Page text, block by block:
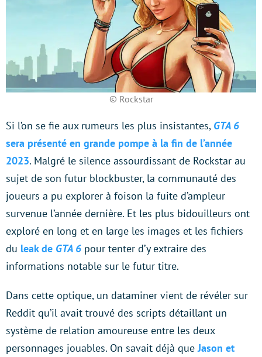
© Rockstar
Si l’on se fie aux rumeurs les plus insistantes, GTA 6
sera présenté en grande pompe à la fin de l’année
2023. Malgré le silence assourdissant de Rockstar au
sujet de son futur blockbuster, la communauté des
joueurs a pu explorer à foison la fuite d’ampleur
survenue l’année dernière. Et les plus bidouilleurs ont
exploré en long et en large les images et les fichiers
du leak de GTA 6 pour tenter d’y extraire des
informations notable sur le futur titre.
Dans cette optique, un dataminer vient de révéler sur
Reddit qu’il avait trouvé des scripts détaillant un
système de relation amoureuse entre les deux
personnages jouables. On savait déjà queJason et